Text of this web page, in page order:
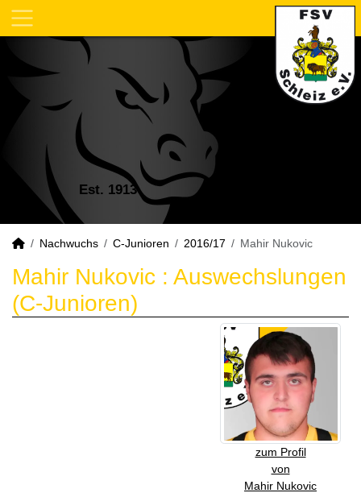
Est. 1913
Nachwuchs C-Junioren 2016/17 Mahir Nukovic
Mahir Nukovic : Auswechslungen
(C-Junioren)
zum Profil
von
Mahir Nukovic